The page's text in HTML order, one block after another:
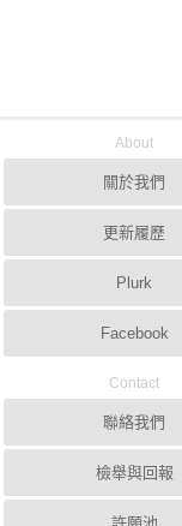
About
關於我們
更新履歷
Plurk
Facebook
Contact
聯絡我們
檢舉與回報